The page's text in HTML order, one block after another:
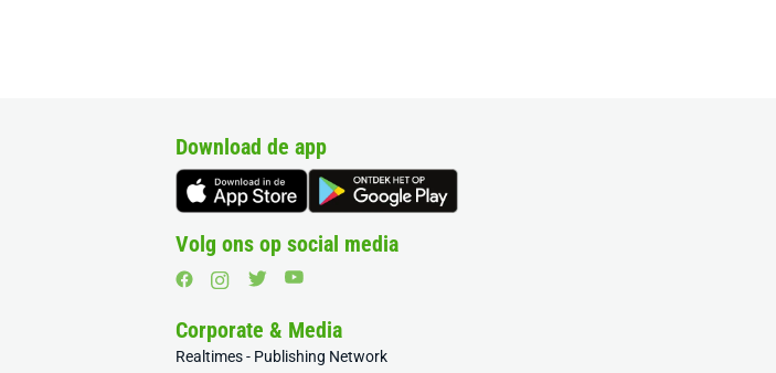
Download de app
Volg ons op social media
Corporate & Media
Realtimes - Publishing Network